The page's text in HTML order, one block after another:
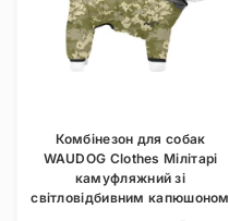
Комбінезон для собак
WAUDOG Clothes Мілітарі
камуфляжний зі
світловідбивним капюшоном